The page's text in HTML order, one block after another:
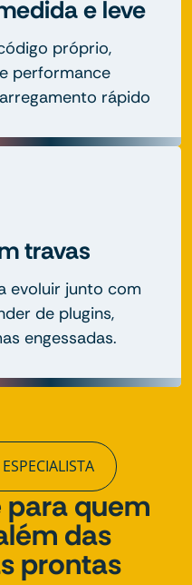
e leve
próprio,
performance
rápido
travas
evoluir junto com
de plugins,
engessadas.
quem
das
prontas